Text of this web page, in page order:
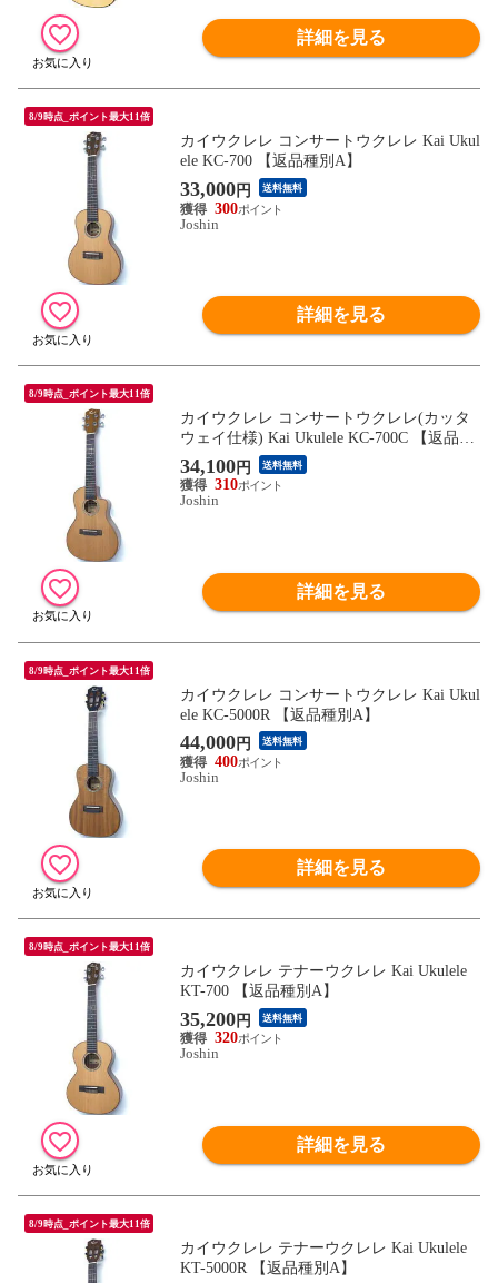
詳細を見る
8/9時点_ポイント最大11倍
カイウクレレ コンサートウクレレ Kai Ukul
ele KC-700 【返品種別A】
33,000円 送料無料
300
Joshin
詳細を見る
8/9時点_ポイント最大11倍
カイウクレレ コンサートウクレレ(カッタ
ウェイ仕様) Kai Ukulele KC-700C 【返品種
別A】
34,100円 送料無料
310
Joshin
詳細を見る
8/9時点_ポイント最大11倍
カイウクレレ コンサートウクレレ Kai Ukul
ele KC-5000R 【返品種別A】
44,000円 送料無料
400
Joshin
詳細を見る
8/9時点_ポイント最大11倍
カイウクレレ テナーウクレレ Kai Ukulele
KT-700 【返品種別A】
35,200円 送料無料
320
Joshin
詳細を見る
8/9時点_ポイント最大11倍
カイウクレレ テナーウクレレ Kai Ukulele
KT-5000R 【返品種別A】